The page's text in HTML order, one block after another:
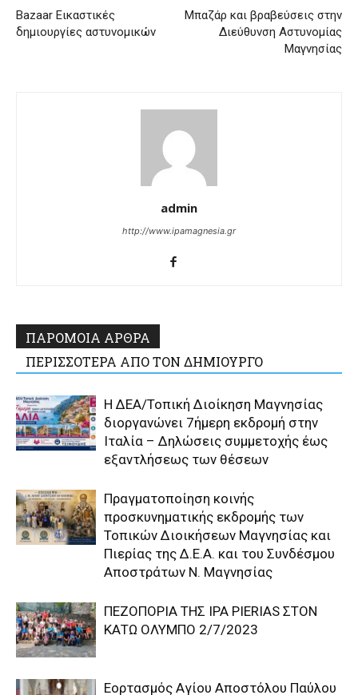
Bazaar Εικαστικές
δημιουργίες αστυνομικών
Μπαζάρ και βραβεύσεις στην
Διεύθυνση Αστυνομίας
Μαγνησίας
admin
http://www.ipamagnesia.gr
ΠΑΡΟΜΟΙΑ ΑΡΘΡΑ
ΠΕΡΙΣΣΟΤΕΡΑ ΑΠΟ ΤΟΝ ΔΗΜΙΟΥΡΓΟ
Η ΔΕΑ/Τοπική Διοίκηση Μαγνησίας
διοργανώνει 7ήμερη εκδρομή στην
Ιταλία – Δηλώσεις συμμετοχής έως
εξαντλήσεως των θέσεων
Πραγματοποίηση κοινής
προσκυνηματικής εκδρομής των
Τοπικών Διοικήσεων Μαγνησίας και
Πιερίας της Δ.Ε.Α. και του Συνδέσμου
Αποστράτων Ν. Μαγνησίας
ΠΕΖΟΠΟΡΙΑ ΤΗΣ IPA PIERIAS ΣΤΟΝ
ΚΑΤΩ ΟΛΥΜΠΟ 2/7/2023
Εορτασμός Αγίου Αποστόλου Παύλου